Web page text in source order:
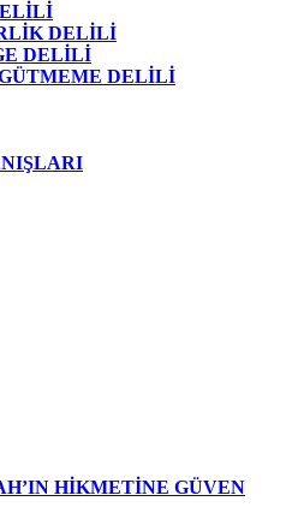
DELİLİ
DELİLİ
DELİLİ
HİKMETİNE GÜVEN